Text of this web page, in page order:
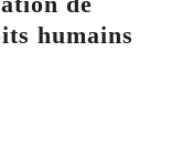
humains